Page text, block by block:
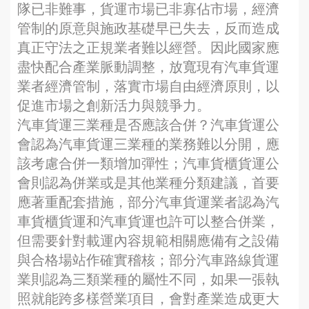
隊已非難事，貨運市場已非寡佔市場，經濟
管制的原意與施政基礎早已失去，反而造成
真正守法之正規業者難以經營。因此國家應
盡快配合產業脈動調整，放寬現有汽車貨運
業者經濟管制，落實市場自由經濟原則，以
促進市場之創新活力與競爭力。
汽車貨運三業種是否應該合併？汽車貨運公
會認為汽車貨運三業種的業務難以分開，應
該考慮合併一類增加彈性；汽車貨櫃貨運公
會則認為併業或是其他業種分類建議，首要
應著重配套措施，部分汽車貨運業者認為汽
車貨櫃貨運和汽車貨運也許可以整合併業，
但需要針對載運內容規範相關應備有之設備
與合格場站作確實稽核；部分汽車路線貨運
業則認為三類業種的屬性不同，如果一張執
照就能跨多樣營業項目，會對產業造成更大